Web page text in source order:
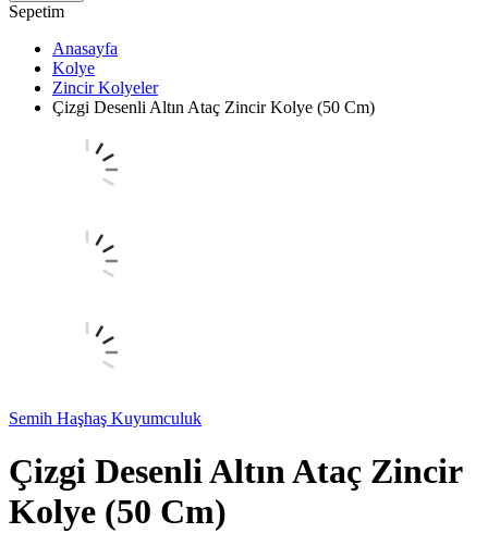
Sepetim
Anasayfa
Kolye
Zincir Kolyeler
Çizgi Desenli Altın Ataç Zincir Kolye (50 Cm)
Semih Haşhaş Kuyumculuk
Çizgi Desenli Altın Ataç Zincir
Kolye (50 Cm)